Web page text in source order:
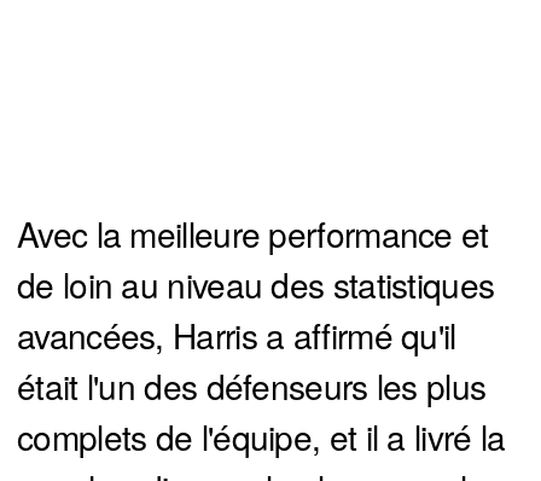
Avec la meilleure performance et
de loin au niveau des statistiques
avancées, Harris a affirmé qu'il
était l'un des défenseurs les plus
complets de l'équipe, et il a livré la